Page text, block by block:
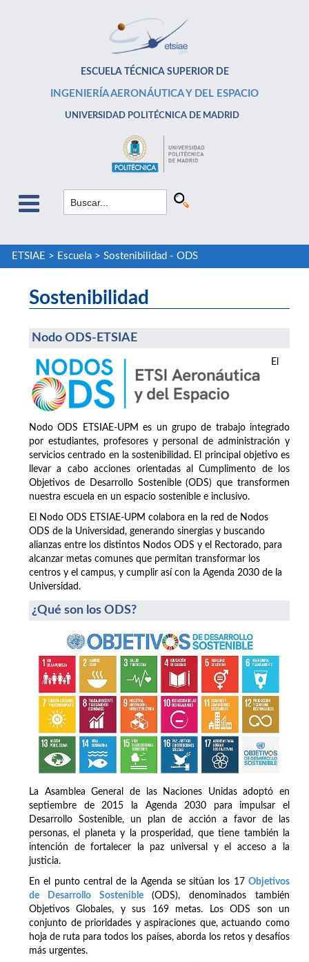
ESCUELA TÉCNICA SUPERIOR DE
INGENIERÍA AERONÁUTICA Y DEL ESPACIO
UNIVERSIDAD POLITÉCNICA DE MADRID
ETSIAE > Escuela> Sostenibilidad - ODS
Sostenibilidad
Nodo ODS-ETSIAE
El
Nodo ODS ETSIAE-UPM es un grupo de trabajo integrado
por estudiantes, profesores y personal de administración y
servicios centrado en la sostenibilidad. El principal objetivo es
llevar a cabo acciones orientadas al Cumplimento de los
Objetivos de Desarrollo Sostenible (ODS) que transformen
nuestra escuela en un espacio sostenible e inclusivo.
El Nodo ODS ETSIAE-UPM colabora en la red de Nodos
ODS de la Universidad, generando sinergias y buscando
alianzas entre los distintos Nodos ODS y el Rectorado, para
alcanzar metas comunes que permitan transformar los
centros y el campus, y cumplir así con la Agenda 2030 de la
Universidad.
¿Qué son los ODS?
La Asamblea General de las Naciones Unidas adoptó en
septiembre de 2015 la Agenda 2030 para impulsar el
Desarrollo Sostenible, un plan de acción a favor de las
personas, el planeta y la prosperidad, que tiene también la
intención de fortalecer la paz universal y el acceso a la
justicia.
En el punto central de la Agenda se sitúan los 17 Objetivos
de Desarrollo Sostenible(ODS), denominados también
Objetivos Globales, y sus 169 metas. Los ODS son un
conjunto de prioridades y aspiraciones que, actuando como
hoja de ruta para todos los países, aborda los retos y desafíos
más urgentes.